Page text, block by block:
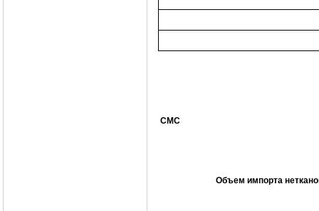
СМС
Объем импорта